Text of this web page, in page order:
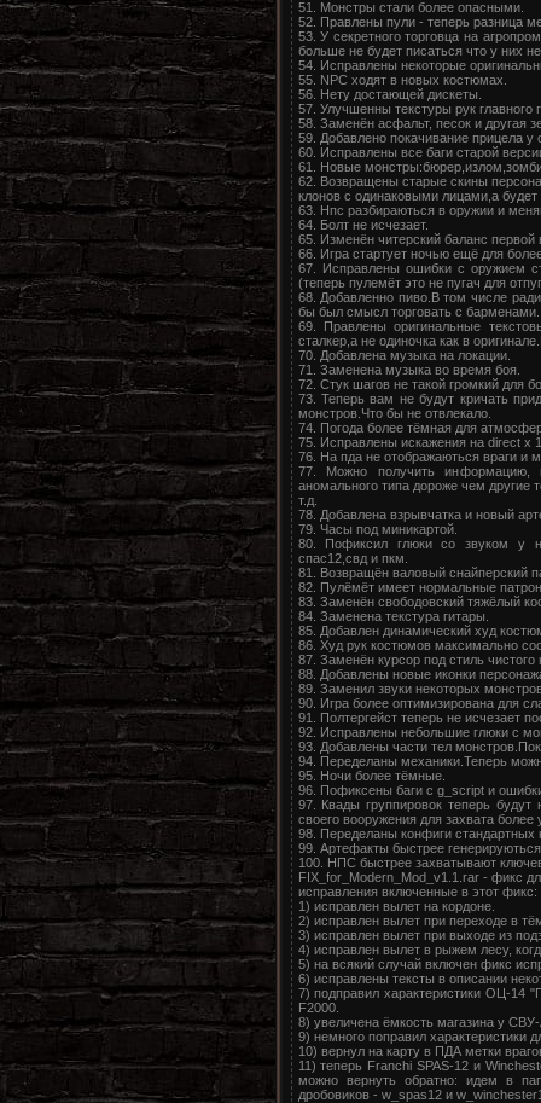
51. Монстры стали более опасными.
52. Правлены пули - теперь разница
53. У секретного торговца на
больше не будет писаться что у них
54. Исправлены некоторые
55. NPC ходят в новых костюмах.
56. Нету достающей дискеты.
57. Улучшенны текстуры рук главного
58. Заменён асфальт, песок и другая
59. Добавлено покачивание прицела у
60. Исправлены все баги старой
61. Новые
62. Возвращены старые скины
клонов с одинаковыми лицами,а будет
63. Нпс разбираються в оружии и
64. Болт не исчезает.
65. Изменён читерский баланс первой
66. Игра стартует ночью ещё для
67. Исправлены ошибки с оружием
(теперь пулемёт это не пугач для
68. Добавленно пиво.В том числе
бы был смысл торговать с барменами.
69. Правлены оригинальные
сталкер,а не одиночка как в
70. Добавлена музыка на локации.
71. Заменена музыка во время боя.
72. Стук шагов не такой громкий для
73. Теперь вам не будут кричать
монстров.Что бы не отвлекало.
74. Погода более тёмная для
75. Исправлены искажения на direct x
76. На пда не отображаються враги и
77. Можно получить информацию,
аномального типа дороже чем
т.д.
78. Добавлена взрывчатка и новый
79. Часы под миникартой.
80. Пофиксил глюки со звуком у
спас12,свд и пкм.
81. Возвращён валовый снайперский
82. Пулёмёт имеет нормальные
83. Заменён свободовский тяжёлый
84. Заменена текстура гитары.
85. Добавлен динамический худ
86. Худ рук костюмов максимально
87. Заменён курсор под стиль
88. Добавлены новые иконки
89. Заменил звуки некоторых
90. Игра более оптимизирована для
91. Полтергейст теперь не исчезает
92. Исправлены небольшие глюки с
93. Добавлены части тел
94. Переделаны механики.Теперь
95. Ночи более тёмные.
96. Пофиксены баги с g_script и
97. Квады группировок теперь будут
своего вооружения для захвата более
98. Переделаны конфиги стандартных
99. Артефакты быстрее
100. НПС быстрее захватывают
FIX_for_Modern_Mod_v1.1.rar - фикс
исправления включенные в этот фикс:
1) исправлен вылет на кордоне.
2) исправлен вылет при переходе в
3) исправлен вылет при выходе из
4) исправлен вылет в рыжем лесу,
5) на всякий случай включен фикс
6) исправлены тексты в описании
7) подправил характеристики ОЦ-14
F2000.
8) увеличена ёмкость магазина у
9) немного поправил характеристики
10) вернул на карту в ПДА метки
11) теперь Franchi SPAS-12 и
можно вернуть обратно: идем в
дробовиков - w_spas12 и